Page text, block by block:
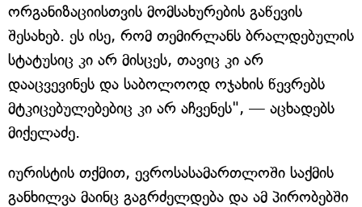
ორგანიზაციისთვის მომსახურების გაწევის
შესახებ. ეს ისე, რომ თემირლანს ბრალდებულის
სტატუსიც კი არ მისცეს, თავიც კი არ
დააცვევინეს და საბოლოოდ ოჯახის წევრებს
მტკიცებულებებიც კი არ აჩვენეს", — აცხადებს
მიქელაძე.
იურისტის თქმით, ევროსასამართლოში საქმის
განხილვა მაინც გაგრძელდება და ამ პირობებში